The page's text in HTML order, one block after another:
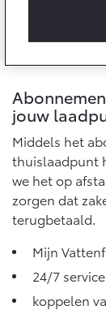
Vanaf €
Proace (excl.
OOK ALS
ELEKTRISCH
jouw
Middels het
thuislaadpunt
we het op
zorgen dat
terugbetaald.
Mijn
24/7
koppelen